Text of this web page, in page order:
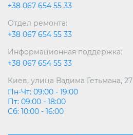
+38 067 654 55 33
Отдел ремонта:
+38 067 654 55 33
Информационная поддержка:
+38 067 654 55 33
Киев, улица Вадима Гетьмана, 27
Пн-Чт: 09:00 - 19:00
Пт: 09:00 - 18:00
Сб: 10:00 - 16:00